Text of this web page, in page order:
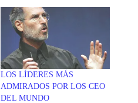
LOS LÍDERES MÁS
ADMIRADOS POR LOS CEO
DEL MUNDO